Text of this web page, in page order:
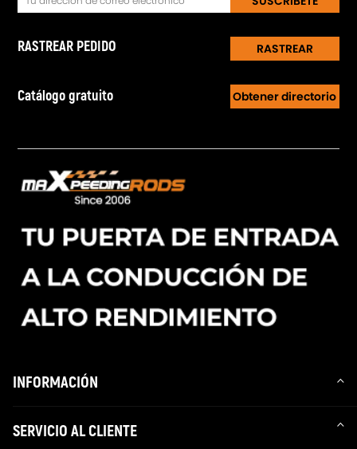
RASTREAR PEDIDO RASTREAR
Catálogo gratuito Obtener directorio
INFORMACIÓN
SERVICIO AL CLIENTE